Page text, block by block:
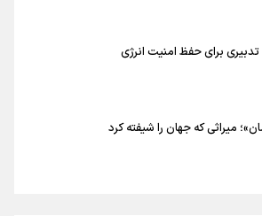
تدبیری برای حفظ امنیت انرژی
میراثی که جهان را شیفته کرد